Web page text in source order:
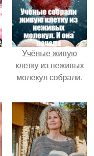
Учёные живую
клетку из неживых
молекул собрали.